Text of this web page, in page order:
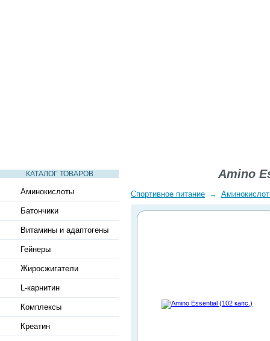
КАТАЛОГ ТОВАРОВ
Аминокислоты
Батончики
Витамины и адаптогены
Гейнеры
Жиросжигатели
L-карнитин
Комплексы
Креатин
Amino
Спортивное питание →